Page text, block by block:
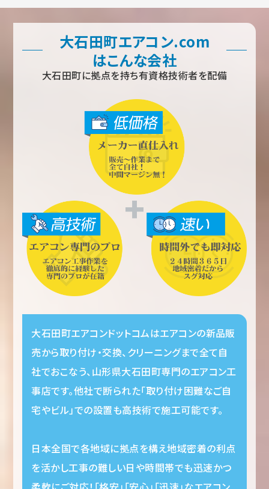
大石田町エアコン.com
はこんな会社
大石田町に拠点を持ち有資格技術者を配備
大石田町エアコンドットコムはエアコンの新品販
売から取り付け・交換、クリーニングまで全て自
社でおこなう、山形県大石田町専門のエアコン工
事店です。他社で断られた「取り付け困難なご自
宅やビル」での設置も高技術で施工可能です。
日本全国で各地域に拠点を構え地域密着の利点
を活かし工事の難しい日や時間帯でも迅速かつ